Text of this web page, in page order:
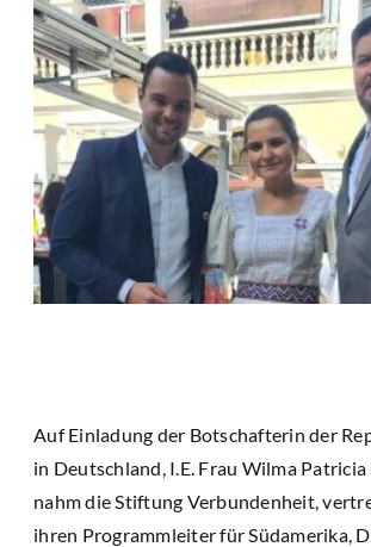
Auf Einladung der Botschafterin der
in Deutschland, I.E. Frau Wilma Patricia
nahm die Stiftung Verbundenheit,
ihren Programmleiter für Südamerika,